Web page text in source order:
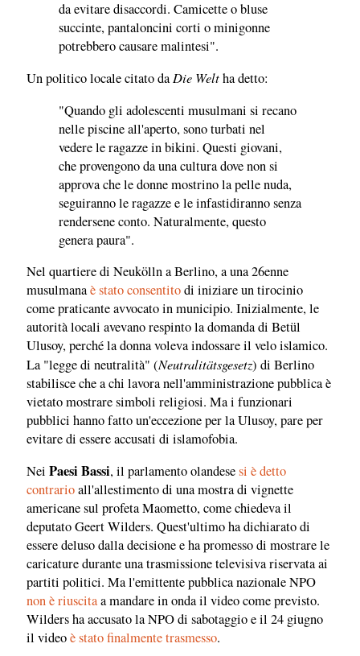
da evitare disaccordi. Camicette o bluse
succinte, pantaloncini corti o minigonne
potrebbero causare malintesi".
Un politico locale citato da Die Weltha detto:
"Quando gli adolescenti musulmani si recano
nelle piscine all'aperto, sono turbati nel
vedere le ragazze in bikini. Questi giovani,
che provengono da una cultura dove non si
approva che le donne mostrino la pelle nuda,
seguiranno le ragazze e le infastidiranno senza
rendersene conto. Naturalmente, questo
genera paura".
Nel quartiere di Neukölln a Berlino, a una 26enne
musulmanaè stato consentitodi iniziare un tirocinio
come praticante avvocato in municipio. Inizialmente, le
autorità locali avevano respinto la domanda di Betül
Ulusoy, perché la donna voleva indossare il velo islamico.
La "legge di neutralità" (Neutralitätsgesetz) di Berlino
stabilisce che a chi lavora nell'amministrazione pubblica è
vietato mostrare simboli religiosi. Ma i funzionari
pubblici hanno fatto un'eccezione per la Ulusoy, pare per
evitare di essere accusati di islamofobia.
Nei Paesi Bassi, il parlamento olandesesi è detto
contrarioall'allestimento di una mostra di vignette
americane sul profeta Maometto, come chiedeva il
deputato Geert Wilders. Quest'ultimo ha dichiarato di
essere deluso dalla decisione e ha promesso di mostrare le
caricature durante una trasmissione televisiva riservata ai
partiti politici. Ma l'emittente pubblica nazionale NPO
non è riuscitaa mandare in onda il video come previsto.
Wilders ha accusato la NPO di sabotaggio e il 24 giugno
il videoè stato finalmente trasmesso.